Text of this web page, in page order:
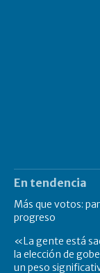
En tendencia
Más que votos:
progreso
«La gente está
la elección de
un peso